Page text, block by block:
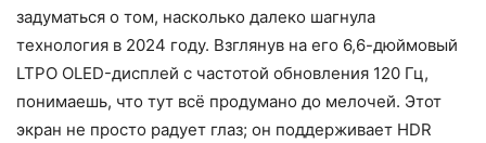
задуматься о том, насколько далеко шагнула
технология в 2024 году. Взглянув на его 6,6-дюймовый
LTPO OLED-дисплей с частотой обновления 120 Гц,
понимаешь, что тут всё продумано до мелочей. Этот
экран не просто радует глаз; он поддерживает HDR